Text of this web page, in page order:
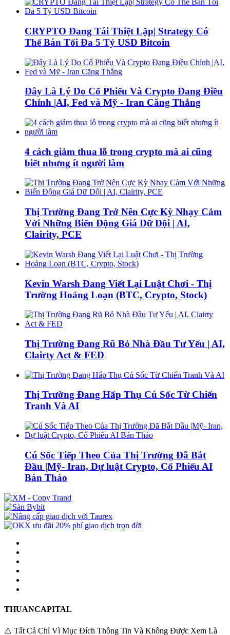
CRYPTO Đang Tái Thiệt Lập| Strategy Có
Thể Bán Tối Đa 5 Tỷ USD Bitcoin
Đây Là Lý Do Cổ Phiếu Và Crypto Đang Điều
Chỉnh |AI, Fed và Mỹ - Iran Căng Thẳng
4 cách giảm thua lỗ trong crypto mà ai cũng
biết nhưng ít người làm
Thị Trường Đang Trở Nên Cực Kỳ Nhạy Cảm
Với Những Biến Động Giá Dữ Dội | AI,
Clairity, PCE
Kevin Warsh Đang Viết Lại Luật Chơi - Thị
Trường Hoảng Loạn (BTC, Crypto, Stock)
Thị Trường Đang Rũ Bỏ Nhà Đầu Tư Yếu | AI,
Clairty Act & FED
Thị Trường Đang Hấp Thụ Cú Sốc Từ Chiến
Tranh Và AI
Cú Sốc Tiếp Theo Của Thị Trường Đã Bắt
Đầu |Mỹ- Iran, Dự luật Crypto, Cổ Phiếu AI
Bán Tháo
THUANCAPITAL
⚠️ Tất Cả Chỉ Vì Mục Đích Thông Tin Và Không Được Xem Là